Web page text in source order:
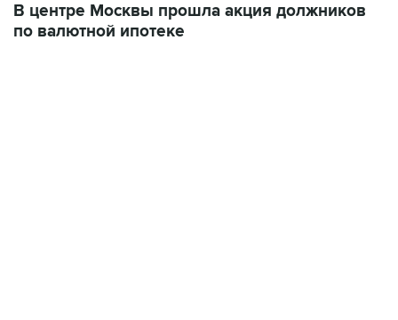
В центре Москвы прошла акция должников
по валютной ипотеке